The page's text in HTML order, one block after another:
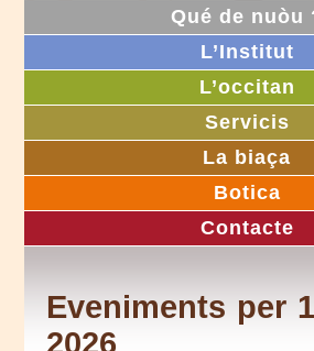
Qué de nuòu
L’Institut
L’occitan
Servicis
La biaça
Botica
Contacte
Eveniments per
2026